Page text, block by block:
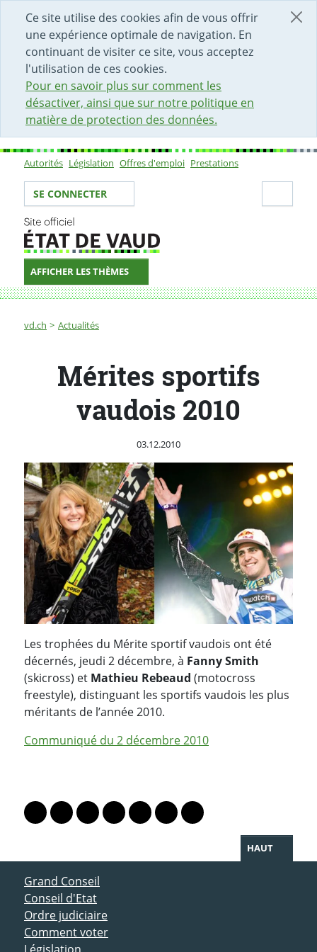
Ce site utilise des cookies afin de vous offrir
une expérience optimale de navigation. En
continuant de visiter ce site, vous acceptez
l'utilisation de ces cookies.
Pour en savoir plus sur comment les
désactiver, ainsi que sur notre politique en
matière de protection des données.
DÉBUT DU CONTENU DE LA PAGE
ACCÈS AU CHAMP DE RECHERCHE
PAGE D'ACCUEIL
FORMULAIRE DE CONTACT
Sous-navigation
Autorités Législation Offres d'emploi Prestations
Votre identité
SE CONNECTER
AFFICHER LES THÈMES
Fil d'Ariane
vd.ch Actualités
Mérites sportifs vaudois 2010
Mérites sportifs
vaudois 2010
Publié le
03.12.2010
Les trophées du Mérite sportif vaudois ont été
décernés, jeudi 2 décembre, à Fanny Smith
(skicross) et Mathieu Rebeaud (motocross
freestyle), distinguant les sportifs vaudois les plus
méritants de l’année 2010.
Communiqué du 2 décembre 2010
Lien vers le profil Mastodon
Lien vers le profil Bluesky
Lien vers le profil Instagram
Lien vers le profil Linkedin
Lien vers le profil Facebook
Lien vers le profil Twitter
Partager par WhatsApp
HAUT
ACCÈS DIRECT
Grand Conseil
Conseil d'Etat
Ordre judiciaire
Comment voter